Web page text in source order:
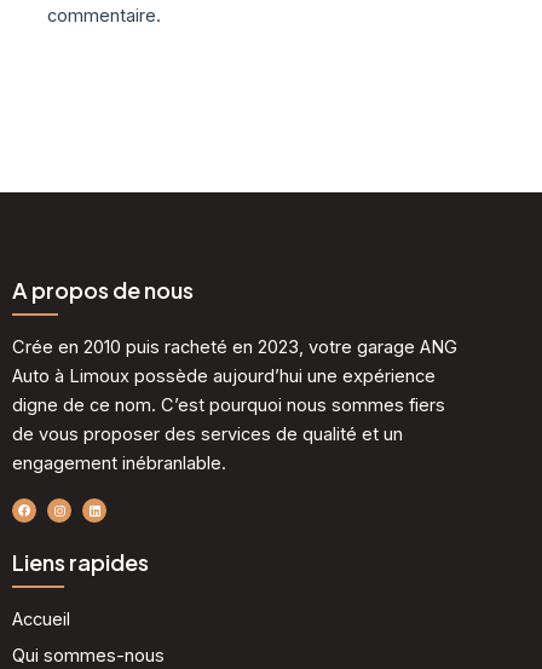
commentaire.
A propos de nous
Crée en 2010 puis racheté en 2023, votre garage ANG
Auto à Limoux possède aujourd’hui une expérience
digne de ce nom. C’est pourquoi nous sommes fiers
de vous proposer des services de qualité et un
engagement inébranlable.
F
a
c
o
o
k
I
n
s
g
r
a
L
i
n
d
i
Liens rapides
Accueil
Qui sommes-nous